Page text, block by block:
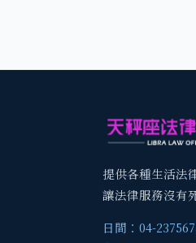
提供各種生活法
讓法律服務沒有
日間：04-